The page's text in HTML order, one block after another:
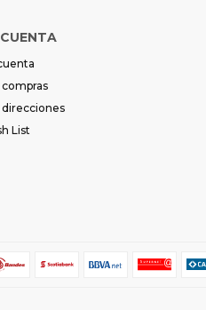
compras
direcciones
List